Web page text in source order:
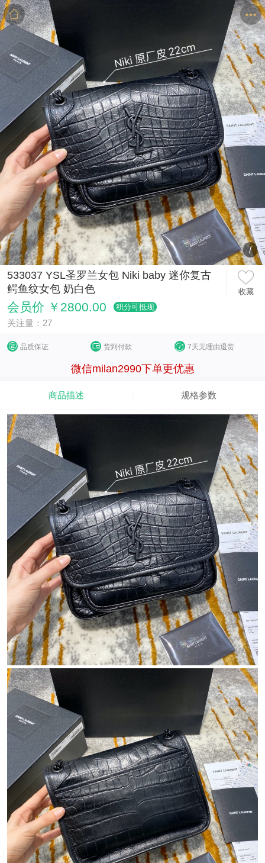
/
533037 YSL圣罗兰女包 Niki baby 迷你复古
鳄鱼纹女包 奶白色
收藏
会员价 ￥2800.00 积分可抵现
关注量：27
品质保证 货到付款 7天无理由退货
微信milan2990下单更优惠
商品描述 规格参数